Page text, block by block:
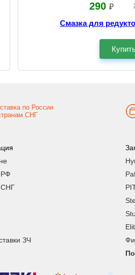
290 ₽
Смазка для
по России
СНГ
РФ
СНГ
ЗЧ